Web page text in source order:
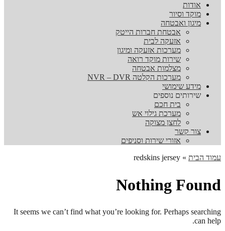
אודות
מוקד וסיור
מיגון ואבטחה
אבטחת חברות הייטק
אזעקה לבית
מערכות אזעקה ומיגון
שירות מוקד רואה
מצלמות אבטחה
מערכות הקלטה NVR – DVR
מידע שימושי
שירותים נוספים
בית חכם
מערכת גילוי אש
לחצן מצוקה
צור קשר
אזורי שירות וסניפים
עמוד הבית »
redskins jersey
Nothing Found
It seems we can’t find what you’re looking for. Perhaps searching
can help.